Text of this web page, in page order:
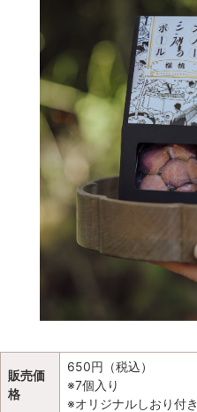
販売価
格
650円（税込）
※7個入り
※オリジナルしおり付き